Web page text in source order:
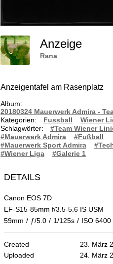
Anzeige
Rana
Anzeigentafel am Rasenplatz
Album:
20180324 Mauerwerk Admira -
Kategorien:
Fussball
Wiener
Schlagwörter:
#Team Wiener
#Mauerwerk Admira
#Fußball
#Mauerwerk Sport Admira
#Wiener Liga
#Galerie 1
DETAILS
Canon EOS 7D
EF-S15-85mm f/3.5-5.6 IS USM
59mm / ƒ/5.0 / 1/125s / ISO 6400
Created
23. März
Uploaded
24. März